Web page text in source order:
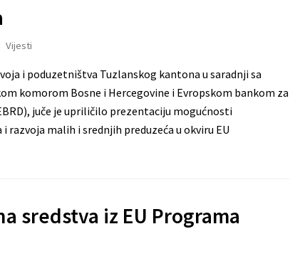
Vijesti
i poduzetništva Tuzlanskog kantona u saradnji sa
komorom Bosne i Hercegovine i Evropskom bankom za
juče je upriličilo prezentaciju mogućnosti
razvoja malih i srednjih preduzeća u okviru EU
sredstva iz EU Programa